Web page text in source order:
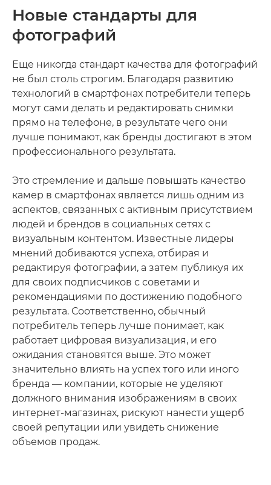
Новые стандарты для
фотографий
Еще никогда стандарт качества для фотографий
не был столь строгим. Благодаря развитию
технологий в смартфонах потребители теперь
могут сами делать и редактировать снимки
прямо на телефоне, в результате чего они
лучше понимают, как бренды достигают в этом
профессионального результата.
Это стремление и дальше повышать качество
камер в смартфонах является лишь одним из
аспектов, связанных с активным присутствием
людей и брендов в социальных сетях с
визуальным контентом. Известные лидеры
мнений добиваются успеха, отбирая и
редактируя фотографии, а затем публикуя их
для своих подписчиков с советами и
рекомендациями по достижению подобного
результата. Соответственно, обычный
потребитель теперь лучше понимает, как
работает цифровая визуализация, и его
ожидания становятся выше. Это может
значительно влиять на успех того или иного
бренда — компании, которые не уделяют
должного внимания изображениям в своих
интернет-магазинах, рискуют нанести ущерб
своей репутации или увидеть снижение
объемов продаж.